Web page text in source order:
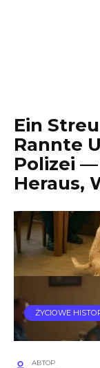
Ein
Rannte
Polizei
Heraus,
ŻYCIOWE
АВТОР